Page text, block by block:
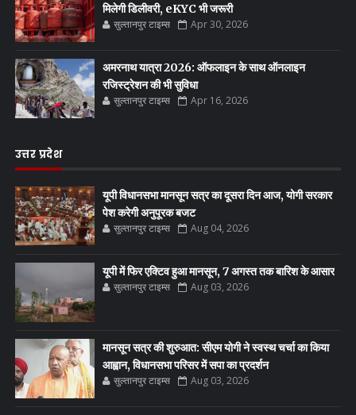
मिलेगी डिलीवरी, eKYC भी जरूरी
सुल्तानपुर टाइम्स Apr 30, 2026
अमरनाथ यात्रा 2026: ऑफलाइन के साथ ऑनलाइन
रजिस्ट्रेशन की भी सुविधा
सुल्तानपुर टाइम्स Apr 16, 2026
उत्तर प्रदेश
यूपी विधानसभा मानसून सत्र का दूसरा दिन आज, योगी सरकार
पेश करेगी अनुपूरक बजट
सुल्तानपुर टाइम्स Aug 04, 2026
यूपी में फिर एक्टिव हुआ मानसून, 7 अगस्त तक बारिश के आसार
सुल्तानपुर टाइम्स Aug 03, 2026
मानसून सत्र की शुरुआत: सीएम योगी ने स्वस्थ चर्चा का किया
आह्वान, विधानसभा परिसर में सपा का प्रदर्शन
सुल्तानपुर टाइम्स Aug 03, 2026